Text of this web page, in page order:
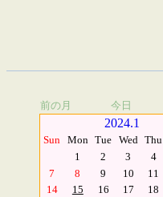
前の月 今日
2024.1
Sun Mon Tue Wed Thu
1
2 3 4
7
8 9 10 11
14
15 16 17 18